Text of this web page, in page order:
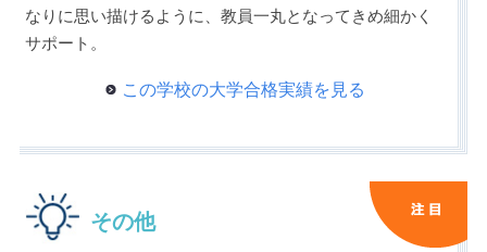
なりに思い描けるように、教員一丸となってきめ細かく
サポート。
この学校の大学合格実績を見る
その他